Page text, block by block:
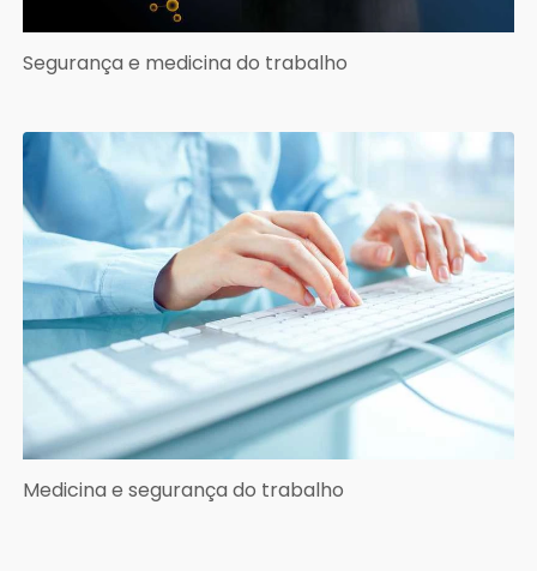
Segurança e medicina do trabalho
Medicina e segurança do trabalho